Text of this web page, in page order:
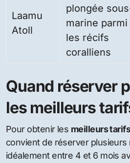
Laamu
Atoll
plongée
marine parmi
les récifs
coralliens
Quand réserver
les meilleurs
Pour obtenir les meilleurs
convient de réserver plusieurs
idéalement entre 4 et 6 mois